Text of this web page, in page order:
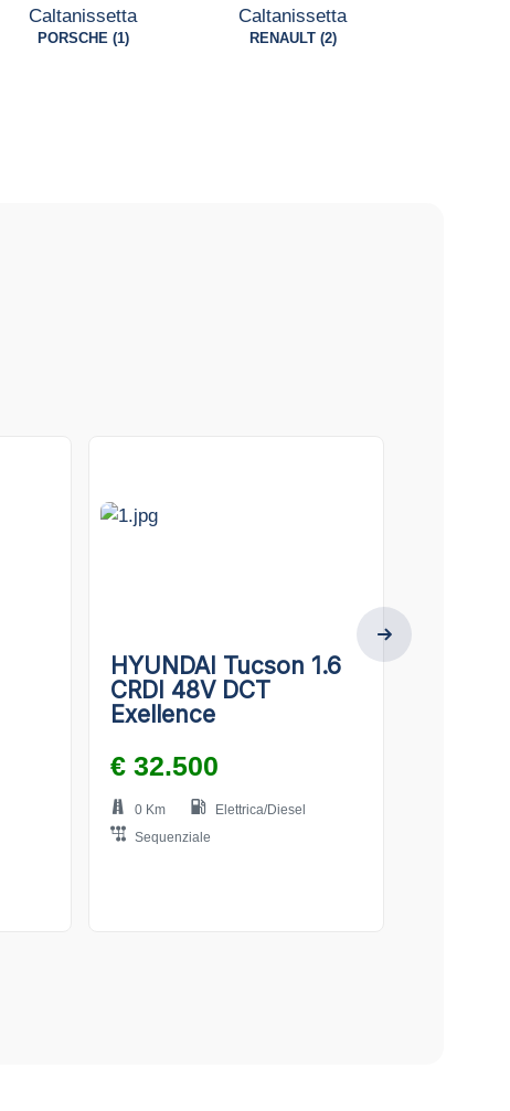
PORSCHE (1) RENAULT (2)
HYUNDAI Tucson 1.6
CRDI 48V DCT
Exellence
€ 32.500
0 Km
Elettrica/Diesel
Sequenziale